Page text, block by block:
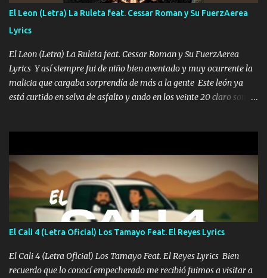
yo tengo el control a todos yo les paro el dedo soy hocicon un
malcriado un malandrón Que Les importa no saben nada falsas
las risas las que me miran hay gente corriente no quieren ve...
El Leon (Letra) La Ruleta feat. Cessar Roman y Su FuerzAerea
Lyrics
El Leon (Letra) La Ruleta feat. Cessar Roman y Su FuerzAerea
Lyrics Y así siempre fui de niño bien aventado y muy ocurrente la
malicia que cargaba sorprendía de más a la gente Este león ya
está curtido en selva de asfalto y ando en los veinte 20 claro son
pa más pues hay charola les voy a dar hasta topar pues no hay de
otra Música Surcando bien mi camino voy por mi línea no veo a
los lados aquel que no corre vuela no se me duerm voy chicoteado
Ya pasé varias hazañas ya tienen rato que me agarran el colmillo
de este León los estatales no sé esperaron Al tiro esta la PrimiZa
también la nueve que cargo al lado doy la mano al que su amigo y
al traicionero damos pa abajo Y No me paran aquí hay pa más
pues hay charola les voy a dar hasta topar pues no hay de otra...
El Cali 4 (Letra Oficial) Los Tamayo Feat. El Reyes Lyrics
El Cali 4 (Letra Oficial) Los Tamayo Feat. El Reyes Lyrics Bien
recuerdo que lo conocí empecherado me recibió fuimos a visitar a